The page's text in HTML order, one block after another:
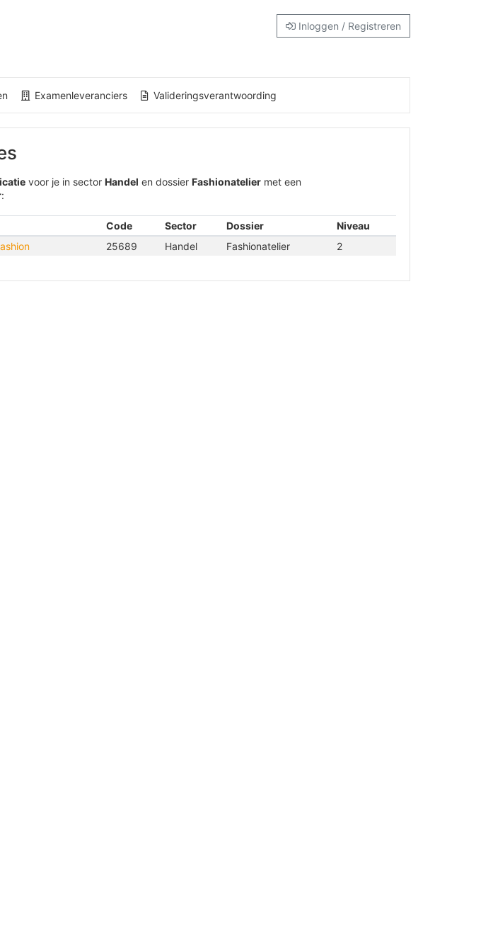
Inloggen / Registreren
Examenleveranciers Valideringsverantwoording
voor je in sector Handel en dossier Fashionatelier met een
:
Code Sector Dossier
Niveau
25689 Handel Fashionatelier 2